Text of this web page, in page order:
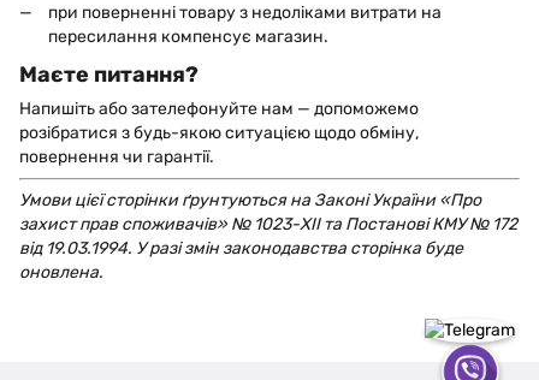
при поверненні товару з недоліками витрати на
пересилання компенсує магазин.
Маєте питання?
Напишіть або зателефонуйте нам — допоможемо
розібратися з будь-якою ситуацією щодо обміну,
повернення чи гарантії.
Умови цієї сторінки ґрунтуються на Законі України «Про
захист прав споживачів» № 1023-XII та Постанові КМУ № 172
від 19.03.1994. У разі змін законодавства сторінка буде
оновлена.